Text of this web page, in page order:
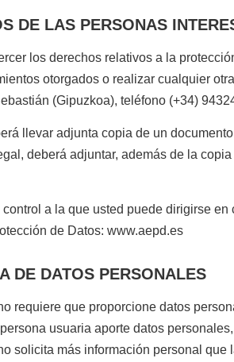
DE LAS PERSONAS
los derechos relativos a la
otorgados o realizar cualquier
(Gipuzkoa), teléfono (+34)
llevar adjunta copia de un
deberá adjuntar, además de la
control a la que usted puede dirigirse
de Datos: www.aepd.es
DE DATOS PERSONALES
requiere que proporcione datos
usuaria aporte datos
solicita más información personal